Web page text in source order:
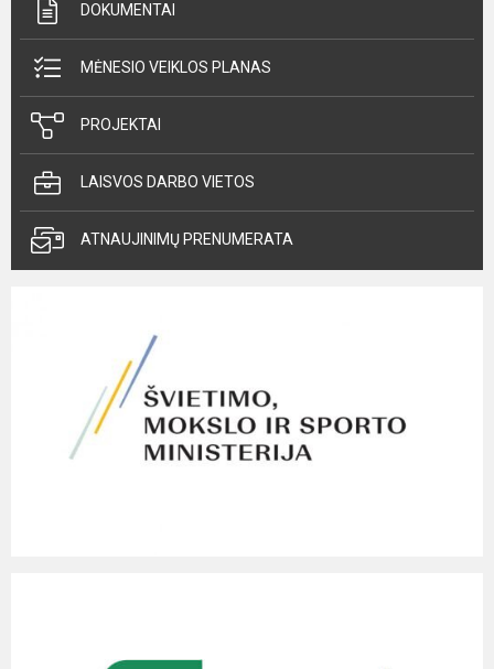
DOKUMENTAI
MĖNESIO VEIKLOS PLANAS
PROJEKTAI
LAISVOS DARBO VIETOS
ATNAUJINIMŲ PRENUMERATA